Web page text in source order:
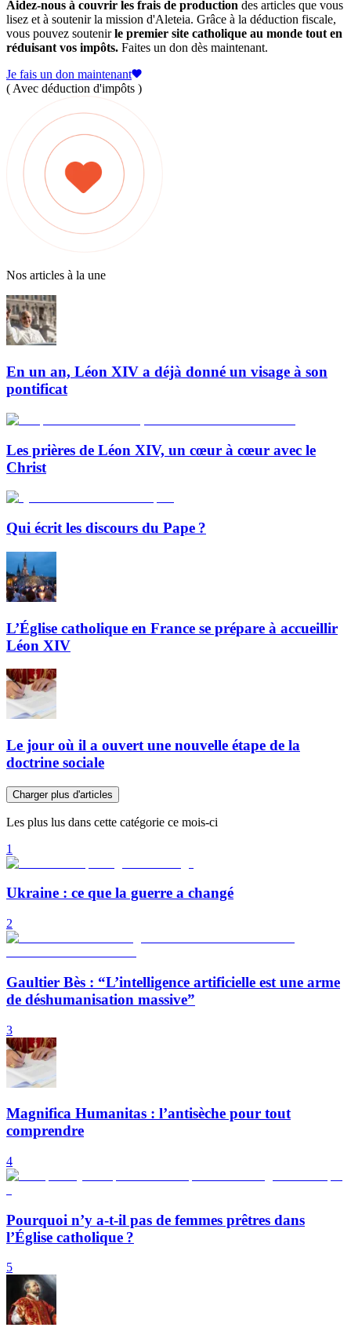
Aidez-nous à couvrir les frais de production des articles que vous
lisez et à soutenir la mission d'Aleteia. Grâce à la déduction fiscale,
vous pouvez soutenirle premier site catholique au monde tout en
réduisant vos impôts. Faites un don dès maintenant.
Je fais un don maintenant
( Avec déduction d'impôts )
Nos articles à la une
En un an, Léon XIV a déjà donné un visage à son
pontificat
Les prières de Léon XIV, un cœur à cœur avec le
Christ
Qui écrit les discours du Pape ?
L’Église catholique en France se prépare à accueillir
Léon XIV
Le jour où il a ouvert une nouvelle étape de la
doctrine sociale
Charger plus d'articles
Les plus lus dans cette catégorie ce mois-ci
1
Ukraine : ce que la guerre a changé
2
Gaultier Bès : “L’intelligence artificielle est une arme
de déshumanisation massive”
3
Magnifica Humanitas : l’antisèche pour tout
comprendre
4
Pourquoi n’y a-t-il pas de femmes prêtres dans
l’Église catholique ?
5